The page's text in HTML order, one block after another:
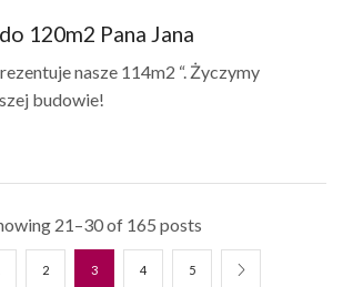
120m2 Pana Jana
nasze 114m2 “. Życzymy
budowie!
21–30 of 165 posts
2 3 4 5